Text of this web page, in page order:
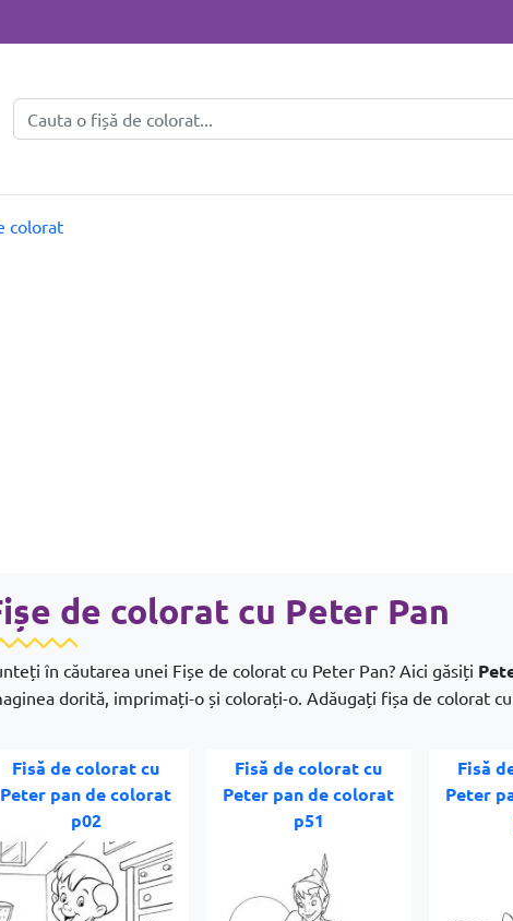
colorat
de colorat cu Peter Pan
în căutarea unei Fișe de colorat cu Peter Pan? Aici găsiți
dorită, imprimați-o și colorați-o. Adăugați fișa de colorat
Fisă de colorat cu
Peter pan de colorat
p02
Fisă de colorat cu
Peter pan de colorat
p51
Fisă
Peter